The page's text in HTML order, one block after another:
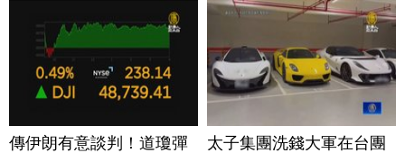
傳伊朗有意談判！道瓊彈
太子集團洗錢大軍在台團